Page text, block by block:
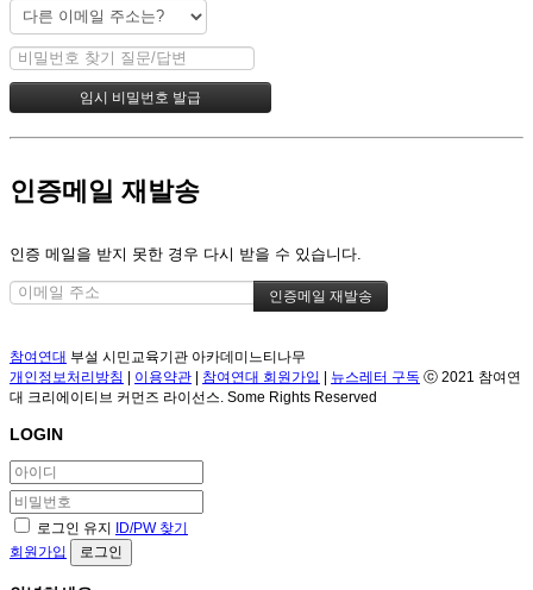
인증메일 재발송
인증 메일을 받지 못한 경우 다시 받을 수 있습니다.
참여연대 부설 시민교육기관 아카데미느티나무
개인정보처리방침
이용약관 참여연대 회원가입 뉴스레터 구독 ⓒ 2021 참여연
대 크리에이티브 커먼즈 라이선스. Some Rights Reserved
LOGIN
로그인 유지
ID/PW 찾기
회원가입
로그인